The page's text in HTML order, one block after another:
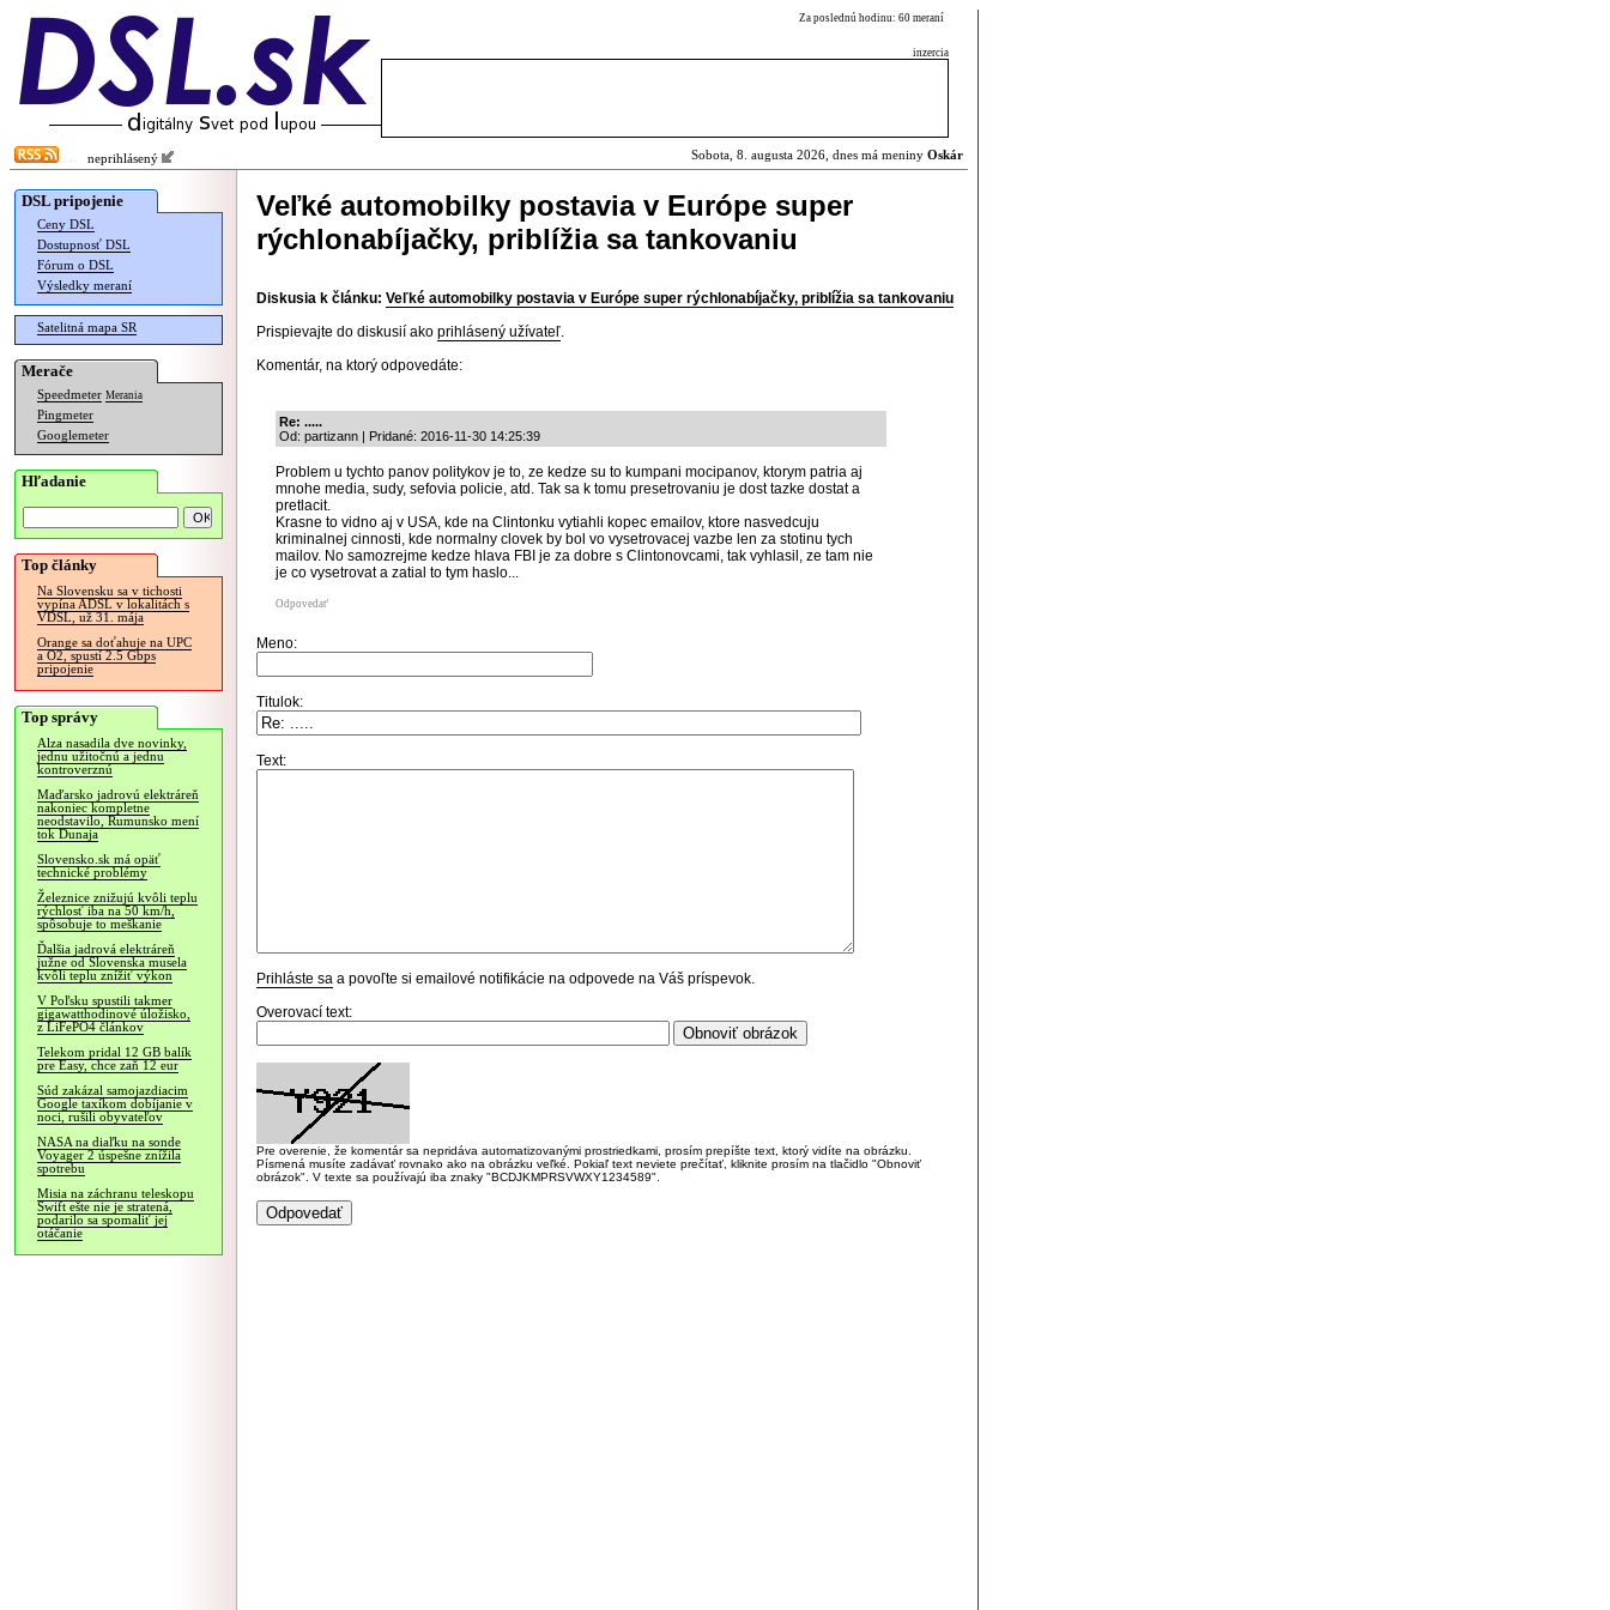
Za poslednú hodinu: 60 meraní
inzercia
neprihlásený Sobota, 8. augusta 2026, dnes má meniny Oskár
DSL pripojenie
Ceny DSL
Dostupnosť DSL
Fórum o DSL
Výsledky meraní
Satelitná mapa SR
Merače
Speedmeter Merania
Pingmeter
Googlemeter
Hľadanie
Top články
Na Slovensku sa v tichosti
vypína ADSL v lokalitách s
VDSL, už 31. mája
Orange sa doťahuje na UPC
a O2, spustí 2.5 Gbps
pripojenie
Top správy
Alza nasadila dve novinky,
jednu užitočnú a jednu
kontroverznú
Maďarsko jadrovú elektráreň
nakoniec kompletne
neodstavilo, Rumunsko mení
tok Dunaja
Slovensko.sk má opäť
technické problémy
Železnice znižujú kvôli teplu
rýchlosť iba na 50 km/h,
spôsobuje to meškanie
Ďalšia jadrová elektráreň
južne od Slovenska musela
kvôli teplu znížiť výkon
V Poľsku spustili takmer
gigawatthodinové úložisko,
z LiFePO4 článkov
Telekom pridal 12 GB balík
pre Easy, chce zaň 12 eur
Súd zakázal samojazdiacim
Google taxíkom dobíjanie v
noci, rušili obyvateľov
NASA na diaľku na sonde
Voyager 2 úspešne znížila
spotrebu
Misia na záchranu teleskopu
Swift ešte nie je stratená,
podarilo sa spomaliť jej
otáčanie
Veľké automobilky postavia v Európe super
rýchlonabíjačky, priblížia sa tankovaniu
Diskusia k článku: Veľké automobilky postavia v Európe super rýchlonabíjačky, priblížia sa tankovaniu
Prispievajte do diskusií ako prihlásený užívateľ.
Komentár, na ktorý odpovedáte:
Re: .....
Od: partizann | Pridané: 2016-11-30 14:25:39
Problem u tychto panov politykov je to, ze kedze su to kumpani mocipanov, ktorym patria aj
mnohe media, sudy, sefovia policie, atd. Tak sa k tomu presetrovaniu je dost tazke dostat a
pretlacit.
Krasne to vidno aj v USA, kde na Clintonku vytiahli kopec emailov, ktore nasvedcuju
kriminalnej cinnosti, kde normalny clovek by bol vo vysetrovacej vazbe len za stotinu tych
mailov. No samozrejme kedze hlava FBI je za dobre s Clintonovcami, tak vyhlasil, ze tam nie
je co vysetrovat a zatial to tym haslo...
Odpovedať
Meno:
Titulok:
Text:
Prihláste sa a povoľte si emailové notifikácie na odpovede na Váš príspevok.
Overovací text:
Pre overenie, že komentár sa nepridáva automatizovanými prostriedkami, prosím prepíšte text, ktorý vidíte na obrázku.
Písmená musíte zadávať rovnako ako na obrázku veľké. Pokiaľ text neviete prečítať, kliknite prosím na tlačidlo "Obnoviť
obrázok". V texte sa používajú iba znaky "BCDJKMPRSVWXY1234589".